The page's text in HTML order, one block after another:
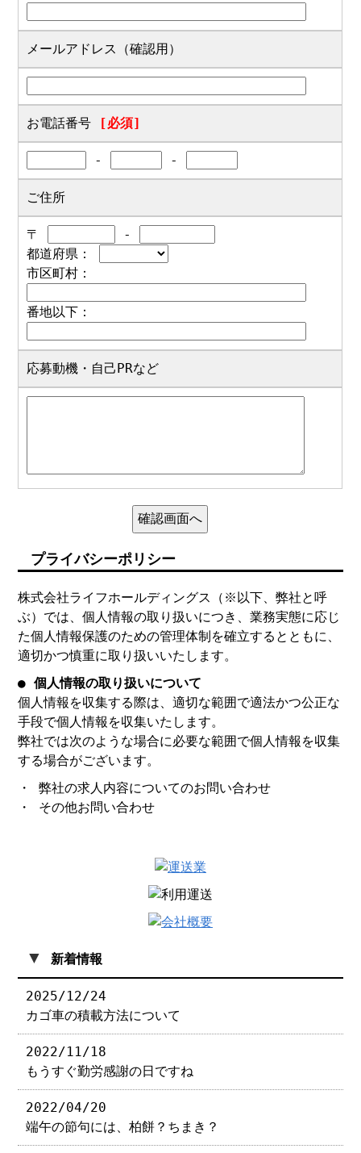
メールアドレス（確認用）
お電話番号 [必須]
- -
ご住所
〒
-
都道府県：
市区町村：
番地以下：
応募動機・自己PRなど
プライバシーポリシー
株式会社ライフホールディングス（※以下、弊社と呼
ぶ）では、個人情報の取り扱いにつき、業務実態に応じ
た個人情報保護のための管理体制を確立するとともに、
適切かつ慎重に取り扱いいたします。
● 個人情報の取り扱いについて
個人情報を収集する際は、適切な範囲で適法かつ公正な
手段で個人情報を収集いたします。
弊社では次のような場合に必要な範囲で個人情報を収集
する場合がございます。
・ 弊社の求人内容についてのお問い合わせ
・ その他お問い合わせ
▼ 新着情報
2025/12/24
カゴ車の積載方法について
2022/11/18
もうすぐ勤労感謝の日ですね
2022/04/20
端午の節句には、柏餅？ちまき？